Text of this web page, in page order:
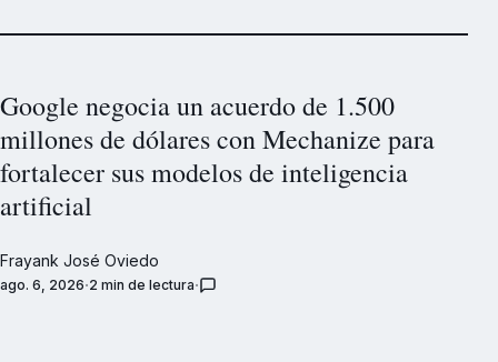
Google negocia un acuerdo de 1.500
millones de dólares con Mechanize para
fortalecer sus modelos de inteligencia
artificial
Frayank José Oviedo
ago. 6, 2026 2 min de lectura